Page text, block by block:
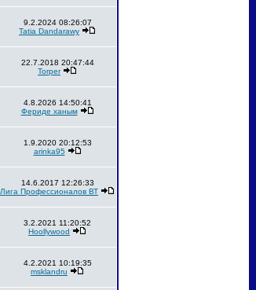
9.2.2024 08:26:07
Tatia Dandarawy
22.7.2018 20:47:44
Torper
4.8.2026 14:50:41
Фериде ханым
1.9.2020 20:12:53
arinka95
14.6.2017 12:26:33
Лига Профессионалов ВТ
3.2.2021 11:20:52
Hoollywood
4.2.2021 10:19:35
msklandru